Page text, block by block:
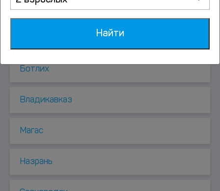
Аргун
Ботлих
Владикавказ
Магас
Назрань
Найти